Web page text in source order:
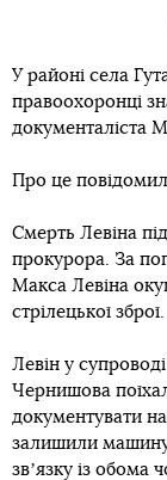
У районі села
правоохоронці
документаліста
Про це
Смерть Левіна
прокурора. За
Макса Левіна
стрілецької зброї.
Левін у
Чернишова
документувати
залишили машину
звʼязку із обома